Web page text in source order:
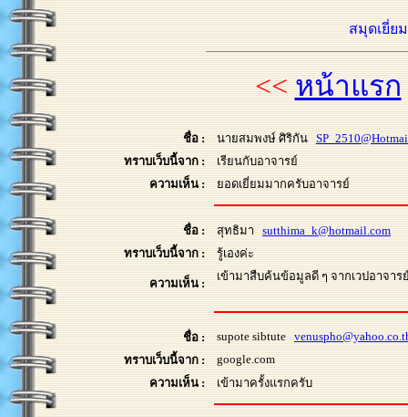
สมุดเยี่ย
<< หน้าแรก
ชื่อ : นายสมพงษ์ ศิริกัน
ทราบเว็บนี้จาก :
เรียนกับอาจารย์
ความเห็น :
ยอดเยี่ยมมากครับอาจารย์
ชื่อ : สุทธิมา sutthima_k@hotmail.com
ทราบเว็บนี้จาก :
รู้เองค่ะ
ความเห็น :
เข้ามาสืบค้นข้อมูลดี ๆ จากเวปอาจา
ชื่อ : supote sibtute
ทราบเว็บนี้จาก :
google.com
ความเห็น :
เข้ามาครั้งแรกครับ